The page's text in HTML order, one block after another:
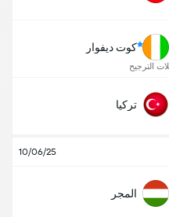
كوت ديفوار
تركيا
10/06/25
المجر